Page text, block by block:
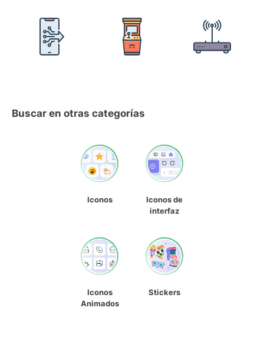
Buscar en otras categorías
Iconos
Iconos de
interfaz
Iconos
Animados
Stickers